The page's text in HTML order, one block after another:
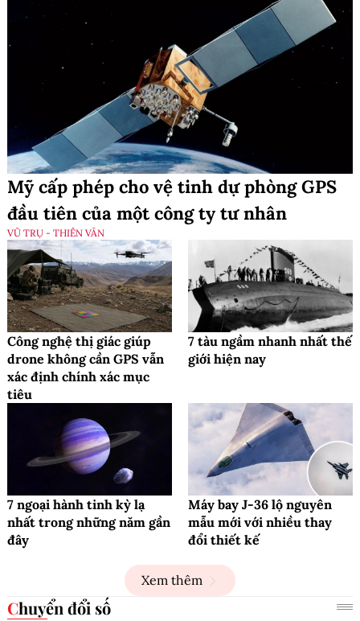
Mỹ cấp phép cho vệ tinh dự phòng GPS
đầu tiên của một công ty tư nhân
VŨ TRỤ - THIÊN VĂN
Công nghệ thị giác giúp
drone không cần GPS vẫn
xác định chính xác mục
tiêu
7 tàu ngầm nhanh nhất thế
giới hiện nay
7 ngoại hành tinh kỳ lạ
nhất trong những năm gần
đây
Máy bay J-36 lộ nguyên
mẫu mới với nhiều thay
đổi thiết kế
Xem thêm
Chuyển đổi số